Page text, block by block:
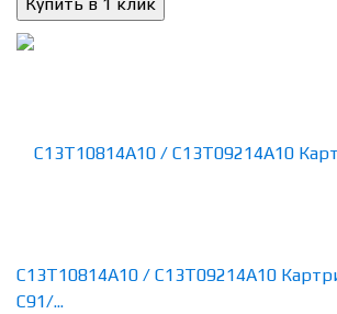
C13T10814A10 / C13T09214A10
C91/...